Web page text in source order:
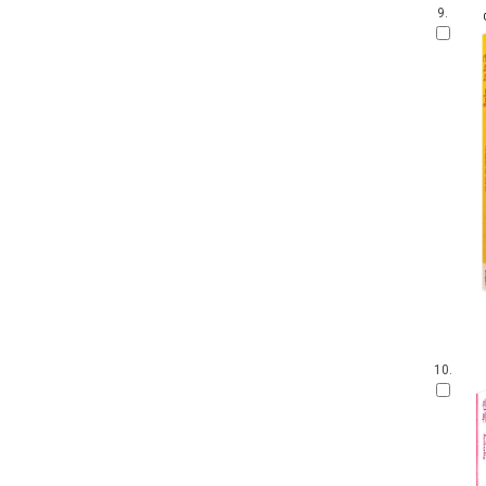
9.
10.